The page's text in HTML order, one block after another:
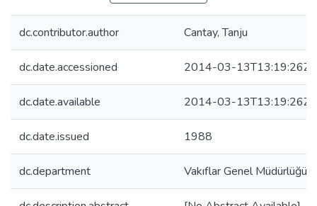
dc.contributor.author Cantay, Tanju
dc.date.accessioned 2014-03-13T13:19:26Z
dc.date.available 2014-03-13T13:19:26Z
dc.date.issued 1988
dc.department Vakıflar Genel Müdürlüğü